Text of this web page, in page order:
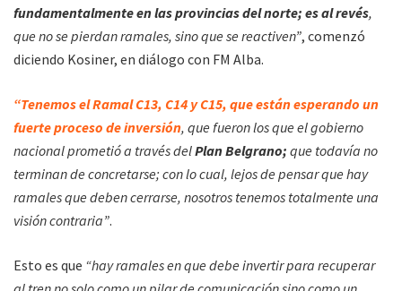
fundamentalmente en las provincias del norte; es al revés,
que no se pierdan ramales, sino que se reactiven”, comenzó
diciendo Kosiner, en diálogo con FM Alba.
“Tenemos el Ramal C13, C14 y C15, que están esperando un
fuerte proceso de inversión, que fueron los que el gobierno
nacional prometió a través delPlan Belgrano; que todavía no
terminan de concretarse; con lo cual, lejos de pensar que hay
ramales que deben cerrarse, nosotros tenemos totalmente una
visión contraria”.
Esto es que “hay ramales en que debe invertir para recuperar